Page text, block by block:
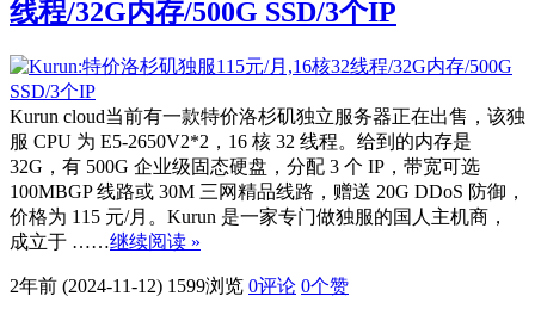
线程/32G内存/500G SSD/3个IP
Kurun cloud当前有一款特价洛杉矶独立服务器正在出售，该独
服 CPU 为 E5-2650V2*2，16 核 32 线程。给到的内存是
32G，有 500G 企业级固态硬盘，分配 3 个 IP，带宽可选
100MBGP 线路或 30M 三网精品线路，赠送 20G DDoS 防御，
价格为 115 元/月。Kurun 是一家专门做独服的国人主机商，
成立于 ……继续阅读 »
2年前 (2024-11-12) 1599浏览 0评论 0个赞